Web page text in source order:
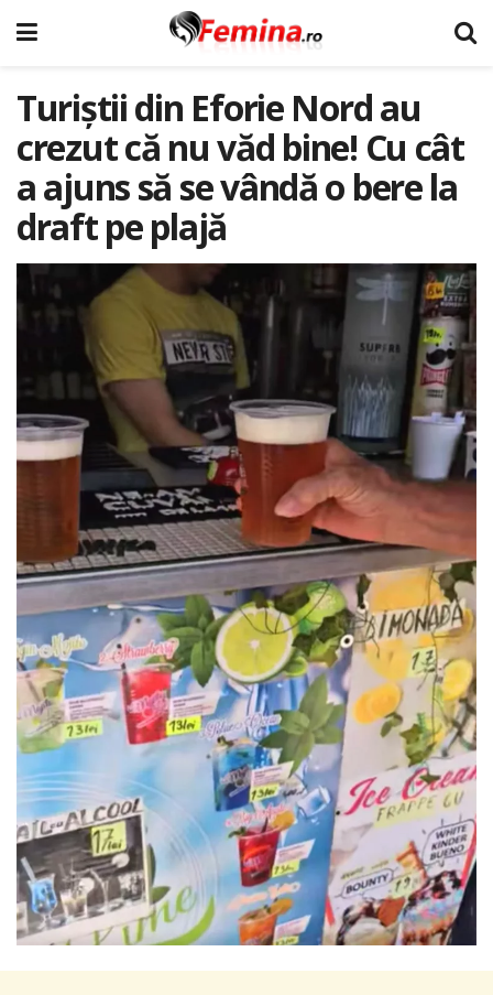
Turiștii din Eforie Nord au
crezut că nu văd bine! Cu cât
a ajuns să se vândă o bere la
draft pe plajă